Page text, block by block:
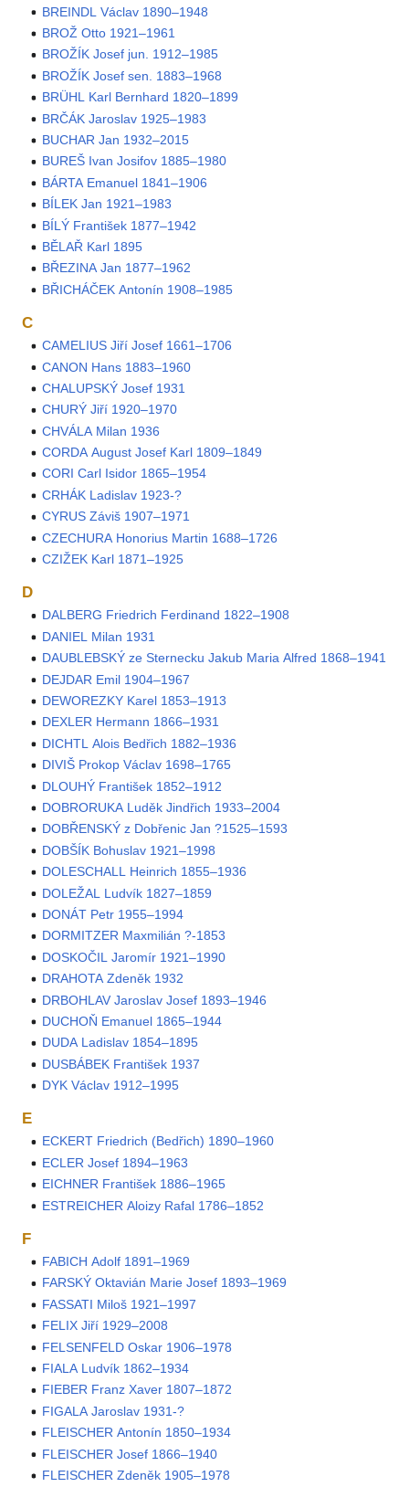
BREINDL Václav 1890–1948
BROŽ Otto 1921–1961
BROŽÍK Josef jun. 1912–1985
BROŽÍK Josef sen. 1883–1968
BRÜHL Karl Bernhard 1820–1899
BRČÁK Jaroslav 1925–1983
BUCHAR Jan 1932–2015
BUREŠ Ivan Josifov 1885–1980
BÁRTA Emanuel 1841–1906
BÍLEK Jan 1921–1983
BÍLÝ František 1877–1942
BĚLAŘ Karl 1895
BŘEZINA Jan 1877–1962
BŘICHÁČEK Antonín 1908–1985
C
CAMELIUS Jiří Josef 1661–1706
CANON Hans 1883–1960
CHALUPSKÝ Josef 1931
CHURÝ Jiří 1920–1970
CHVÁLA Milan 1936
CORDA August Josef Karl 1809–1849
CORI Carl Isidor 1865–1954
CRHÁK Ladislav 1923-?
CYRUS Záviš 1907–1971
CZECHURA Honorius Martin 1688–1726
CZIŽEK Karl 1871–1925
D
DALBERG Friedrich Ferdinand 1822–1908
DANIEL Milan 1931
DAUBLEBSKÝ ze Sternecku Jakub Maria Alfred 1868–1941
DEJDAR Emil 1904–1967
DEWOREZKY Karel 1853–1913
DEXLER Hermann 1866–1931
DICHTL Alois Bedřich 1882–1936
DIVIŠ Prokop Václav 1698–1765
DLOUHÝ František 1852–1912
DOBRORUKA Luděk Jindřich 1933–2004
DOBŘENSKÝ z Dobřenic Jan ?1525–1593
DOBŠÍK Bohuslav 1921–1998
DOLESCHALL Heinrich 1855–1936
DOLEŽAL Ludvík 1827–1859
DONÁT Petr 1955–1994
DORMITZER Maxmilián ?-1853
DOSKOČIL Jaromír 1921–1990
DRAHOTA Zdeněk 1932
DRBOHLAV Jaroslav Josef 1893–1946
DUCHOŇ Emanuel 1865–1944
DUDA Ladislav 1854–1895
DUSBÁBEK František 1937
DYK Václav 1912–1995
E
ECKERT Friedrich (Bedřich) 1890–1960
ECLER Josef 1894–1963
EICHNER František 1886–1965
ESTREICHER Aloizy Rafal 1786–1852
F
FABICH Adolf 1891–1969
FARSKÝ Oktavián Marie Josef 1893–1969
FASSATI Miloš 1921–1997
FELIX Jiří 1929–2008
FELSENFELD Oskar 1906–1978
FIALA Ludvík 1862–1934
FIEBER Franz Xaver 1807–1872
FIGALA Jaroslav 1931-?
FLEISCHER Antonín 1850–1934
FLEISCHER Josef 1866–1940
FLEISCHER Zdeněk 1905–1978